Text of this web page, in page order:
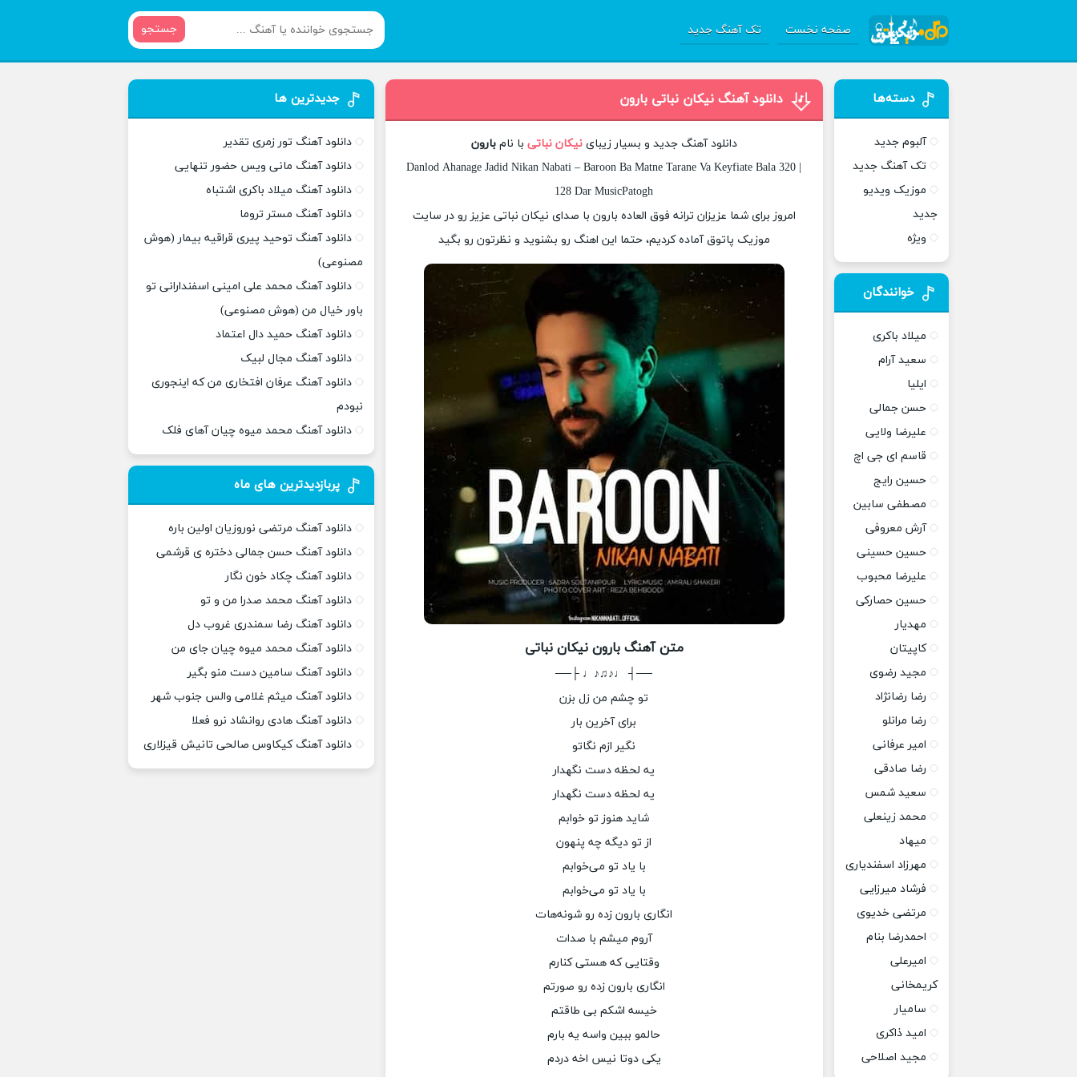
صفحه نخست تک آهنگ جدید جستجو
دانلود آهنگ نیکان نباتی بارون
دانلود آهنگ جدید و بسیار زیباینیکان نباتی با نامبارون
Danlod Ahanage Jadid Nikan Nabati – Baroon Ba Matne Tarane Va Keyfiate Bala 320 |
128 Dar MusicPatogh
امروز برای شما عزیزان ترانه فوق العاده بارون با صدای نیکان نباتی عزیز رو در سایت
موزیک پاتوق آماده کردیم، حتما این اهنگ رو بشنوید و نظرتون رو بگید
متن آهنگ بارون نیکان نباتی
──┤ ♩♪♫♪♩ ├──
تو چشم من زل بزن
برای آخرین بار
نگیر ازم نگاتو
یه لحظه دست نگهدار
یه لحظه دست نگهدار
شاید هنوز تو خوابم
از تو دیگه چه پنهون
با یاد تو می‌خوابم
با یاد تو می‌خوابم
انگاری بارون زده رو شونه‌هات
آروم میشم با صدات
وقتایی که هستی کنارم
انگاری بارون زده رو صورتم
خیسه اشکم بی طاقتم
حالمو ببین واسه یه بارم
یکی دوتا نیس اخه دردم
دسته‌ها
آلبوم جدید
تک آهنگ جدید
موزیک ویدیو
جدید
ویژه
خوانندگان
میلاد باکری
سعید آرام
ایلیا
حسن جمالی
علیرضا ولایی
قاسم ای جی اچ
حسین رایج
مصطفی سابین
آرش معروفی
حسین حسینی
علیرضا محبوب
حسین حصارکی
مهدیار
کاپیتان
مجید رضوی
رضا رضانژاد
رضا مرانلو
امیر عرفانی
رضا صادقی
سعید شمس
محمد زینعلی
میهاد
مهرزاد اسفندیاری
فرشاد میرزایی
مرتضی خدیوی
احمدرضا بنام
امیرعلی
کریمخانی
سامیار
امید ذاکری
مجید اصلاحی
جدیدترین ها
دانلود آهنگ تور زمری تقدیر
دانلود آهنگ مانی ویس حضور تنهایی
دانلود آهنگ میلاد باکری اشتباه
دانلود آهنگ مستر تروما
دانلود آهنگ توحید پیری قراقیه بیمار (هوش
مصنوعی)
دانلود آهنگ محمد علی امینی اسفندارانی تو
باور خیال من (هوش مصنوعی)
دانلود آهنگ حمید دال اعتماد
دانلود آهنگ مجال لبیک
دانلود آهنگ عرفان افتخاری من که اینجوری
نبودم
دانلود آهنگ محمد میوه چیان آهای فلک
پربازدیدترین های ماه
دانلود آهنگ مرتضی نوروزیان اولین باره
دانلود آهنگ حسن جمالی دختره ی قرشمی
دانلود آهنگ چکاد خون نگار
دانلود آهنگ محمد صدرا من و تو
دانلود آهنگ رضا سمندری غروب دل
دانلود آهنگ محمد میوه چیان جای من
دانلود آهنگ سامین دست منو بگیر
دانلود آهنگ میثم غلامی والس جنوب شهر
دانلود آهنگ هادی روانشاد نرو فعلا
دانلود آهنگ کیکاوس صالحی تانیش قیزلاری